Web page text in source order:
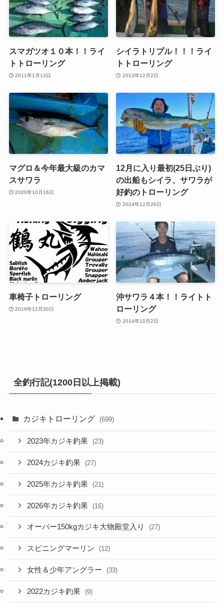
スマガツオ１０本！！ライ
トトローリング
2011年1月13日
シイラトリプル！！！ライ
トトローリング
2013年12月2日
マグロ＆今年最大級のカマ
スサワラ
2020年10月16日
12月に入り最初(25日ぶり)
の出船もシイラ、サワラが
好釣のトローリング
2024年12月26日
車椅子トローリング
2019年12月30日
沖サワラ４本！！ライトト
ローリング
2014年10月2日
全釣行記(1200日以上掲載)
カジキトローリング (699)
2023年カジキ釣果 (23)
2024カジキ釣果 (27)
2025年カジキ釣果 (21)
2026年カジキ釣果 (16)
オーバー150kgカジキ大物殿堂入り (27)
スピニングマーリン (12)
女性＆少年アングラー (33)
2022カジキ釣果 (9)